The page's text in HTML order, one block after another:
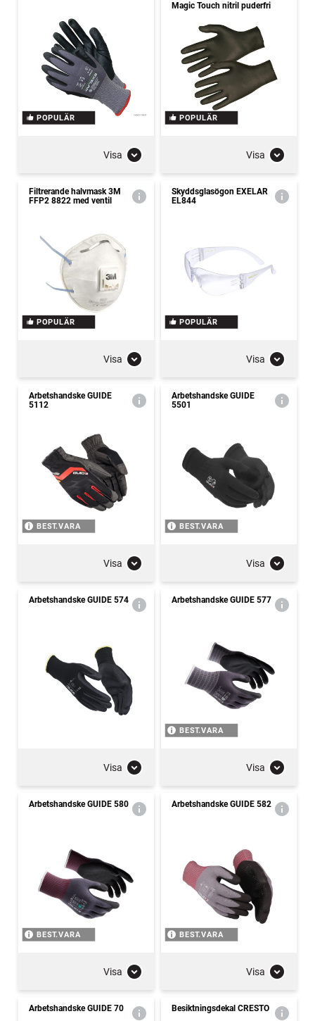
POPULÄR
Visa
Magic Touch nitril puderfri
POPULÄR
Visa
Filtrerande halvmask 3M
FFP2 8822 med ventil
POPULÄR
Visa
Skyddsglasögon EXELAR
EL844
POPULÄR
Visa
Arbetshandske GUIDE
5112
BEST.VARA
Visa
Arbetshandske GUIDE
5501
BEST.VARA
Visa
Arbetshandske GUIDE 574
Visa
Arbetshandske GUIDE 577
BEST.VARA
Visa
Arbetshandske GUIDE 580
BEST.VARA
Visa
Arbetshandske GUIDE 582
BEST.VARA
Visa
Arbetshandske GUIDE 70 Besiktningsdekal CRESTO